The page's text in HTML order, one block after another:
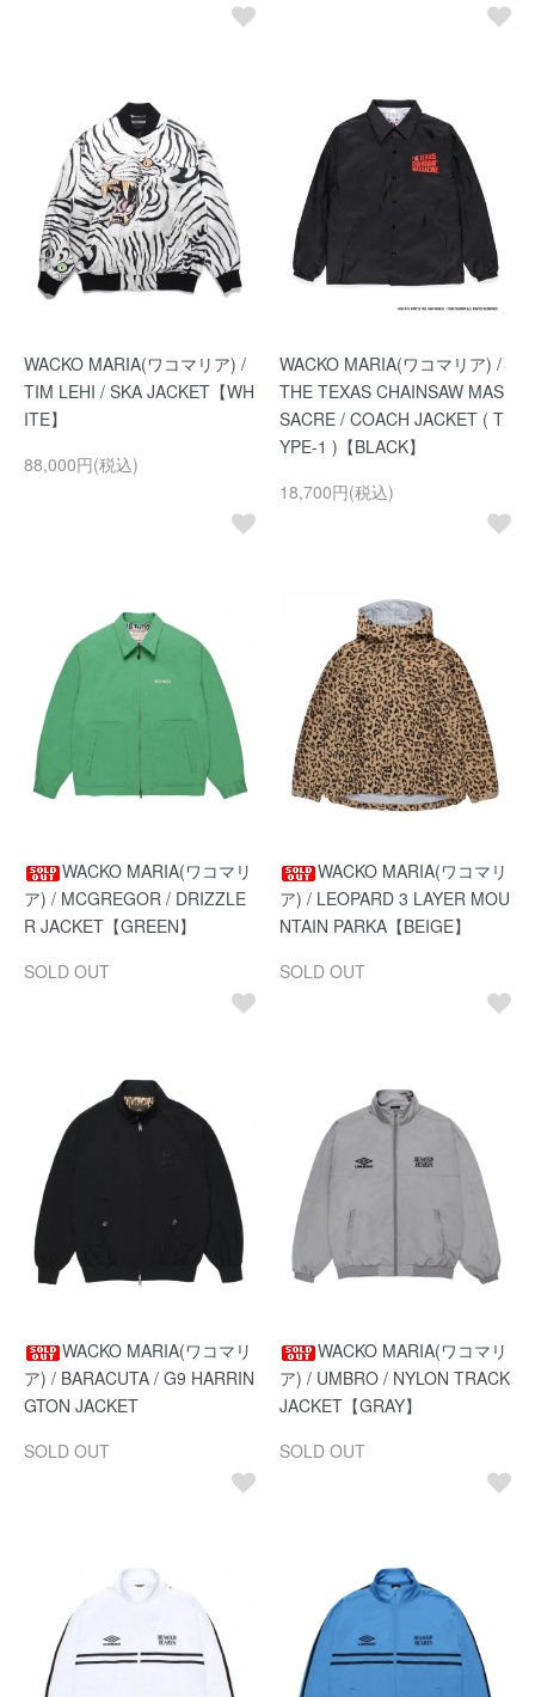
WACKO MARIA(ワコマリア) /
TIM LEHI / SKA JACKET【WH
ITE】
88,000円(税込)
WACKO MARIA(ワコマリア) /
THE TEXAS CHAINSAW MAS
SACRE / COACH JACKET ( T
YPE-1 )【BLACK】
18,700円(税込)
WACKO MARIA(ワコマリ
ア) / MCGREGOR / DRIZZLE
R JACKET【GREEN】
SOLD OUT
WACKO MARIA(ワコマリ
ア) / LEOPARD 3 LAYER MOU
NTAIN PARKA【BEIGE】
SOLD OUT
WACKO MARIA(ワコマリ
ア) / BARACUTA / G9 HARRIN
GTON JACKET
SOLD OUT
WACKO MARIA(ワコマリ
ア) / UMBRO / NYLON TRACK
JACKET【GRAY】
SOLD OUT